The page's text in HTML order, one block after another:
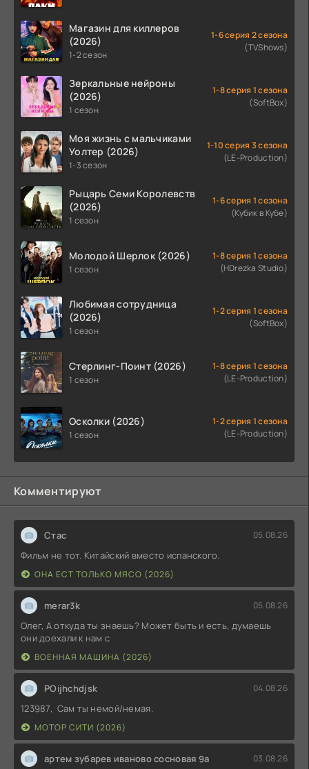
Магазин для киллеров
(2026)
1-2 сезон
1-6 серия 2 сезона
(TVShows)
Зеркальные нейроны
(2026)
1 сезон
1-8 серия 1 сезона
(SoftBox)
Моя жизнь с мальчиками
Уолтер (2026)
1-3 сезон
1-10 серия 3 сезона
(LE-Production)
Рыцарь Семи Королевств
(2026)
1 сезон
1-6 серия 1 сезона
(Кубик в Кубе)
Молодой Шерлок (2026)
1 сезон
1-8 серия 1 сезона
(HDrezka Studio)
Любимая сотрудница
(2026)
1 сезон
1-2 серия 1 сезона
(SoftBox)
Стерлинг-Поинт (2026)
1 сезон
1-8 серия 1 сезона
(LE-Production)
Осколки (2026)
1 сезон
1-2 серия 1 сезона
(LE-Production)
Комментируют
Стас 05.08.26
Фильм не тот. Китайский вместо испанского.
ОНА ЕСТ ТОЛЬКО МЯСО (2026)
merar3k 05.08.26
Олег, А откуда ты знаешь? Может быть и есть, думаешь
они доехали к нам с
ВОЕННАЯ МАШИНА (2026)
POijhchdjsk 04.08.26
123987, Сам ты немой/немая.
МОТОР СИТИ (2026)
артем зубарев иваново сосновая 9а 03.08.26